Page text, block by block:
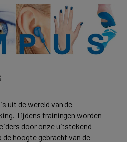
uit de wereld van de
Tijdens trainingen worden
door onze uitstekend
hoogte gebracht van de